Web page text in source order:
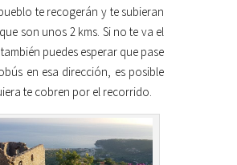
te recogerán y te subieran
son unos 2 kms. Si no te va el
puedes esperar que pase
en esa dirección, es posible
te cobren por el recorrido.